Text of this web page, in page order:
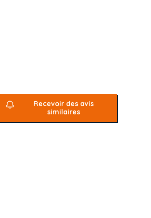
Recevoir des avis
similaires